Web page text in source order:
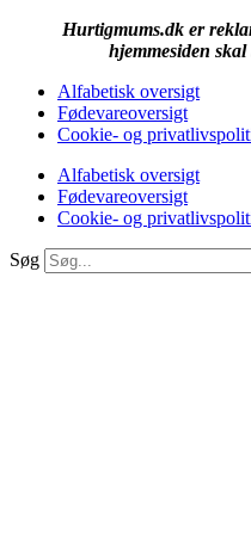
Hurtigmums.dk er
hjemmesiden skal
Alfabetisk oversigt
Fødevareoversigt
Cookie- og
Alfabetisk oversigt
Fødevareoversigt
Cookie- og
Søg